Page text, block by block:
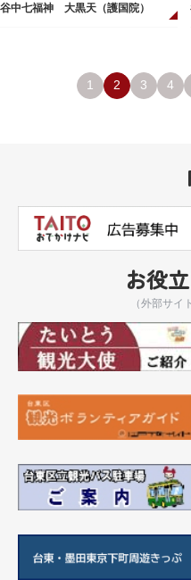
谷中七福神 大黒天（護国院）
1 2 3 4
お役
（外部サイ